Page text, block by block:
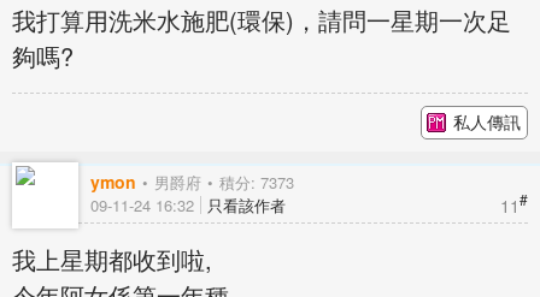
我打算用洗米水施肥(環保)，請問一星期一次足
夠嗎?
私人傳訊
ymon 男爵府 積分: 7373
11#
09-11-24 16:32 只看該作者
我上星期都收到啦,